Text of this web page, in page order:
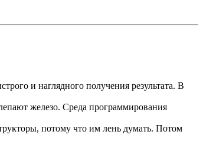
и наглядного получения результата. В
железо. Среда программирования
потому что им лень думать. Потом